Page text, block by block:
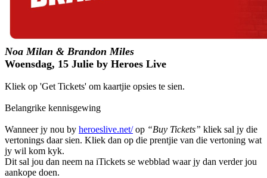
Noa Milan & Brandon Miles
Woensdag, 15 Julie by Heroes Live
Kliek op 'Get Tickets' om kaartjie opsies te sien.
Belangrike kennisgewing
Wanneer jy nou by heroeslive.net/op “Buy Tickets” kliek sal jy die
vertonings daar sien. Kliek dan op die prentjie van die vertoning wat
jy wil kom kyk.
Dit sal jou dan neem na iTickets se webblad waar jy dan verder jou
aankope doen.